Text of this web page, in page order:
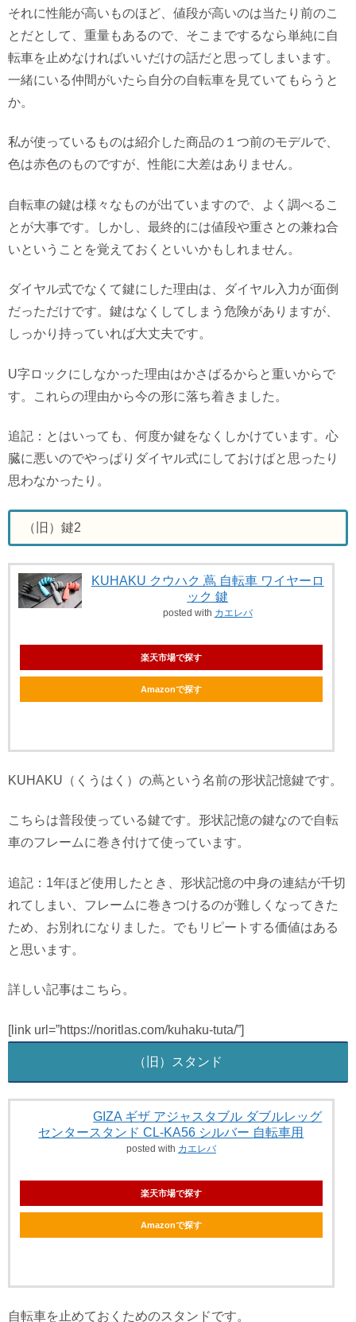
それに性能が高いものほど、値段が高いのは当たり前のこ
とだとして、重量もあるので、そこまでするなら単純に自
転車を止めなければいいだけの話だと思ってしまいます。
一緒にいる仲間がいたら自分の自転車を見ていてもらうと
か。
私が使っているものは紹介した商品の１つ前のモデルで、
色は赤色のものですが、性能に大差はありません。
自転車の鍵は様々なものが出ていますので、よく調べるこ
とが大事です。しかし、最終的には値段や重さとの兼ね合
いということを覚えておくといいかもしれません。
ダイヤル式でなくて鍵にした理由は、ダイヤル入力が面倒
だっただけです。鍵はなくしてしまう危険がありますが、
しっかり持っていれば大丈夫です。
U字ロックにしなかった理由はかさばるからと重いからで
す。これらの理由から今の形に落ち着きました。
追記：とはいっても、何度か鍵をなくしかけています。心
臓に悪いのでやっぱりダイヤル式にしておけばと思ったり
思わなかったり。
（旧）鍵2
KUHAKU クウハク 蔦 自転車 ワイヤーロ
ック 鍵
posted with カエレバ
楽天市場で探す
Amazonで探す
KUHAKU（くうはく）の蔦という名前の形状記憶鍵です。
こちらは普段使っている鍵です。形状記憶の鍵なので自転
車のフレームに巻き付けて使っています。
追記：1年ほど使用したとき、形状記憶の中身の連結が千切
れてしまい、フレームに巻きつけるのが難しくなってきた
ため、お別れになりました。でもリピートする価値はある
と思います。
詳しい記事はこちら。
[link url=”https://noritlas.com/kuhaku-tuta/”]
（旧）スタンド
GIZA ギザ アジャスタブル ダブルレッグ
センタースタンド CL-KA56 シルバー 自転車用
posted with カエレバ
楽天市場で探す
Amazonで探す
自転車を止めておくためのスタンドです。